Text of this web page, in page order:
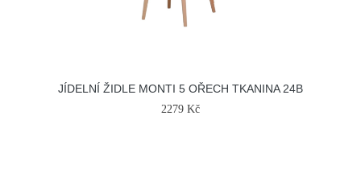
JÍDELNÍ ŽIDLE MONTI 5 OŘECH TKANINA 24B
2279 Kč